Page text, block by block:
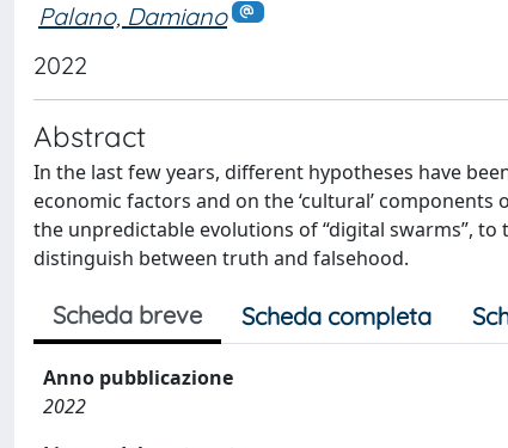
Palano, Damiano
2022
Abstract
In the last few years, different hypotheses have
economic factors and on the ‘cultural’
the unpredictable evolutions of “digital swarms”,
distinguish between truth and falsehood.
Scheda breve Scheda completa
Anno pubblicazione
2022